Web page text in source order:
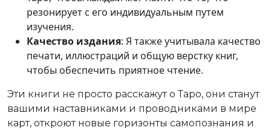
резонирует с его индивидуальным путем
изучения.
Качество издания: Я также учитывала качество
печати, иллюстраций и общую верстку книг,
чтобы обеспечить приятное чтение.
Эти книги не просто расскажут о Таро, они станут
вашими наставниками и проводниками в мире
карт, откроют новые горизонты самопознания и